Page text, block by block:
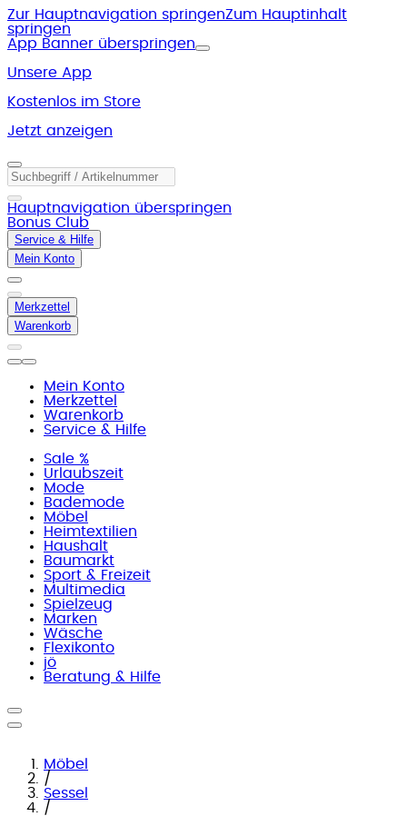
Zur Hauptnavigation springenZum Hauptinhalt
springen
App Banner überspringen
Unsere App
Kostenlos im Store
Jetzt anzeigen
Hauptnavigation überspringen
Bonus Club
Service & Hilfe
Mein Konto
Merkzettel
Warenkorb
Mein Konto
Merkzettel
Warenkorb
Service & Hilfe
Sale %
Urlaubszeit
Mode
Bademode
Möbel
Heimtextilien
Haushalt
Baumarkt
Sport & Freizeit
Multimedia
Spielzeug
Marken
Wäsche
Flexikonto
jö
Beratung & Hilfe
Möbel
/
Sessel
/